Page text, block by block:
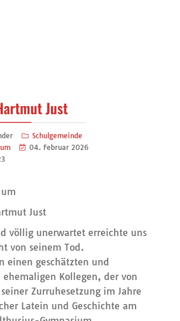
Just
Schulgemeinde
04. Februar 2026
Just
völlig unerwartet erreichte uns
von seinem Tod.
einen geschätzten und
ehemaligen Kollegen, der von
Zurruhesetzung im Jahre
Latein und Geschichte am